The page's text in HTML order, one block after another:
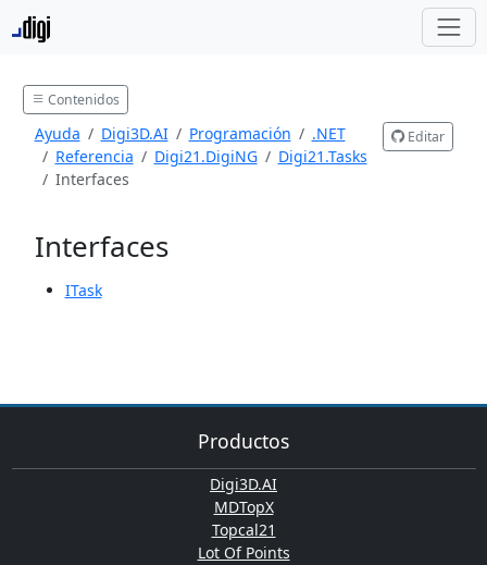
Contenidos
Ayuda Digi3D.AI Programación
.NET
Referencia
Digi21.DigiNG
Digi21.Tasks
Interfaces
Editar
Interfaces
ITask
Productos
Digi3D.AI
MDTopX
Topcal21
Lot Of Points